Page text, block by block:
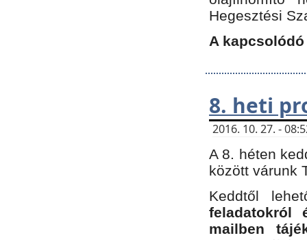
Hegesztési
A
8. heti
2016. 10. 27. -
A 8. héten
között várunk
Keddtől
feladatokról
mailben